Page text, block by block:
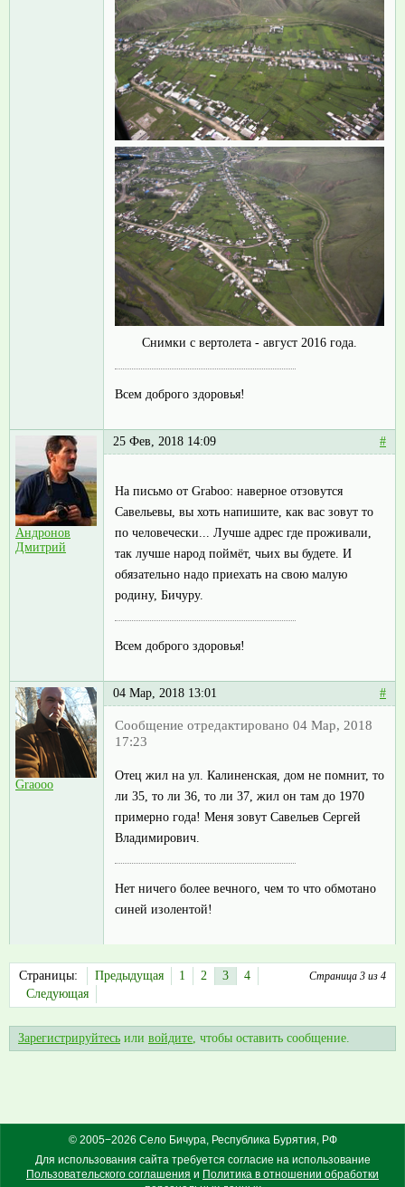
Снимки с вертолета - август 2016 года.
Всем доброго здоровья!
Андронов
Дмитрий
25 Фев, 2018 14:09 #
На письмо от Graboo: наверное отзовутся
Савельевы, вы хоть напишите, как вас зовут то
по человечески... Лучше адрес где проживали,
так лучше народ поймёт, чьих вы будете. И
обязательно надо приехать на свою малую
родину, Бичуру.
Всем доброго здоровья!
Graooo
04 Мар, 2018 13:01 #
Сообщение отредактировано 04 Мар, 2018
17:23
Отец жил на ул. Калиненская, дом не помнит, то
ли 35, то ли 36, то ли 37, жил он там до 1970
примерно года! Меня зовут Савельев Сергей
Владимирович.
Нет ничего более вечного, чем то что обмотано
синей изолентой!
Страница 3 из 4
Страницы: Предыдущая 1 2 3
4
Следующая
Зарегистрируйтесь или войдите, чтобы оставить сообщение.
© 2005−2026 Село Бичура, Республика Бурятия, РФ
Для использования сайта требуется согласие на использование
Пользовательского соглашения и Политика в отношении обработки